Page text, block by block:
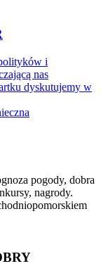
i
nas
dyskutujemy w
pogody, dobra
nagrody.